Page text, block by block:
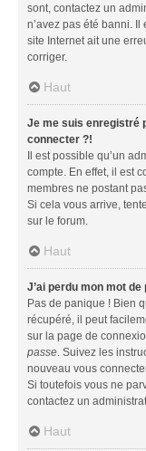
sont, contactez un
n’avez pas été banni.
site Internet ait une
corriger.
Haut
Je me suis enregistré
connecter ?!
Il est possible qu’un
compte. En effet, il est
membres ne postant
Si cela vous arrive,
sur le forum.
Haut
J’ai perdu mon mot de
Pas de panique ! Bien
récupéré, il peut
sur la page de
passe. Suivez les
nouveau vous
Si toutefois vous ne
contactez un
Haut